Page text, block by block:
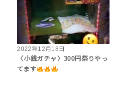
2022年12月18日
〈小銭ガチャ〉300円祭りやっ
てます